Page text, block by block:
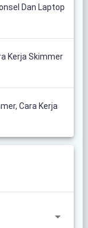
Dan Laptop
Kerja Skimmer
Cara Kerja